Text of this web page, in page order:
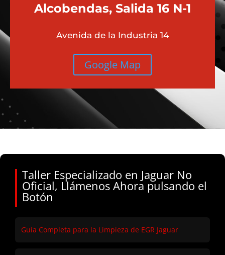
Alcobendas, Salida 16 N-1
Avenida de la Industria 14
Google Map
Taller Especializado en Jaguar No
Oficial, Llámenos Ahora pulsando el
Botón
Guía Completa para la Limpieza de EGR Jaguar